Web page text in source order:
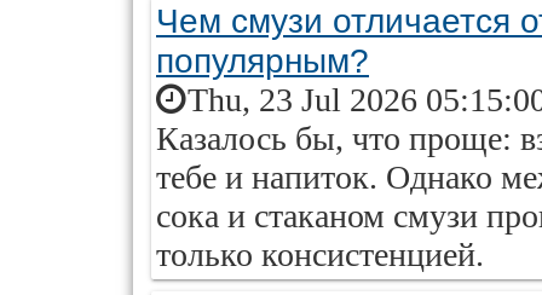
Чем смузи отличается
популярным?
Thu, 23 Jul 2026
Казалось бы, что проще:
тебе и напиток. Однако
сока и стаканом смузи
только консистенцией.